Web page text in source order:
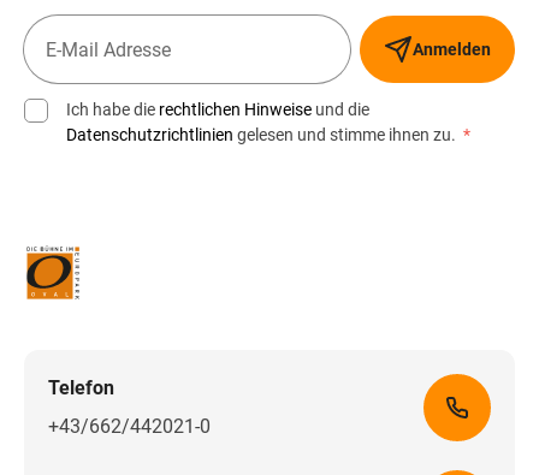
Anmelden
Ich habe die rechtlichen Hinweise und die
Datenschutzrichtlinien gelesen und stimme ihnen zu. *
Telefon
+43/662/442021-0